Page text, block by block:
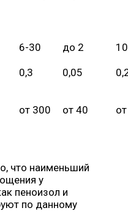
6-30 до 2
0,3 0,05
от 300 от 40
что наименьший
у
пеноизол и
по данному